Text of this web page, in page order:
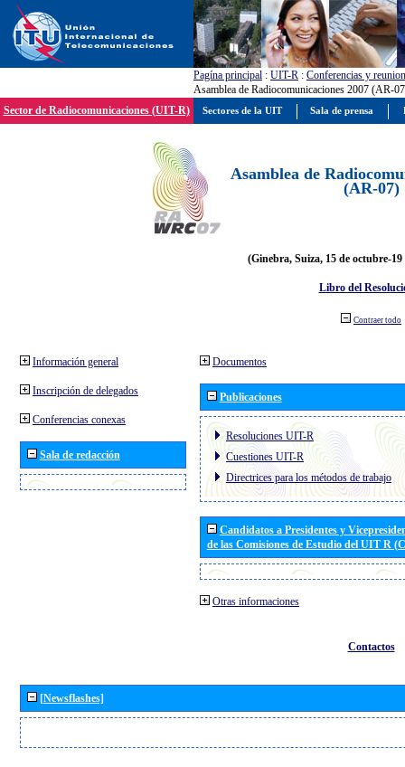
Pagína principal : UIT-R : Conferencias y
Asamblea de Radiocomunicaciones 2007 (AR-
Sector de Radiocomunicaciones (UIT-R)
Asamblea de
(AR-07)
(Ginebra, Suiza, 15 de octubre-19
Libro del
Contraer todo
Información general
Inscripción de delegados
Conferencias conexas
Sala de redacción
Documentos
Publicaciones
Resoluciones UIT-R
Cuestiones UIT-R
Directrices para los métodos de trabajo
Candidatos a Presidentes y
de las Comisiones de Estudio del UIT R
Otras informaciones
Contactos
[Newsflashes]
Sectores de la UIT Sala de prensa